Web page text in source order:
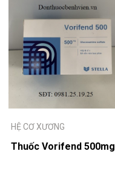
HỆ CƠ XƯƠNG
Thuốc Vorifend 500mg